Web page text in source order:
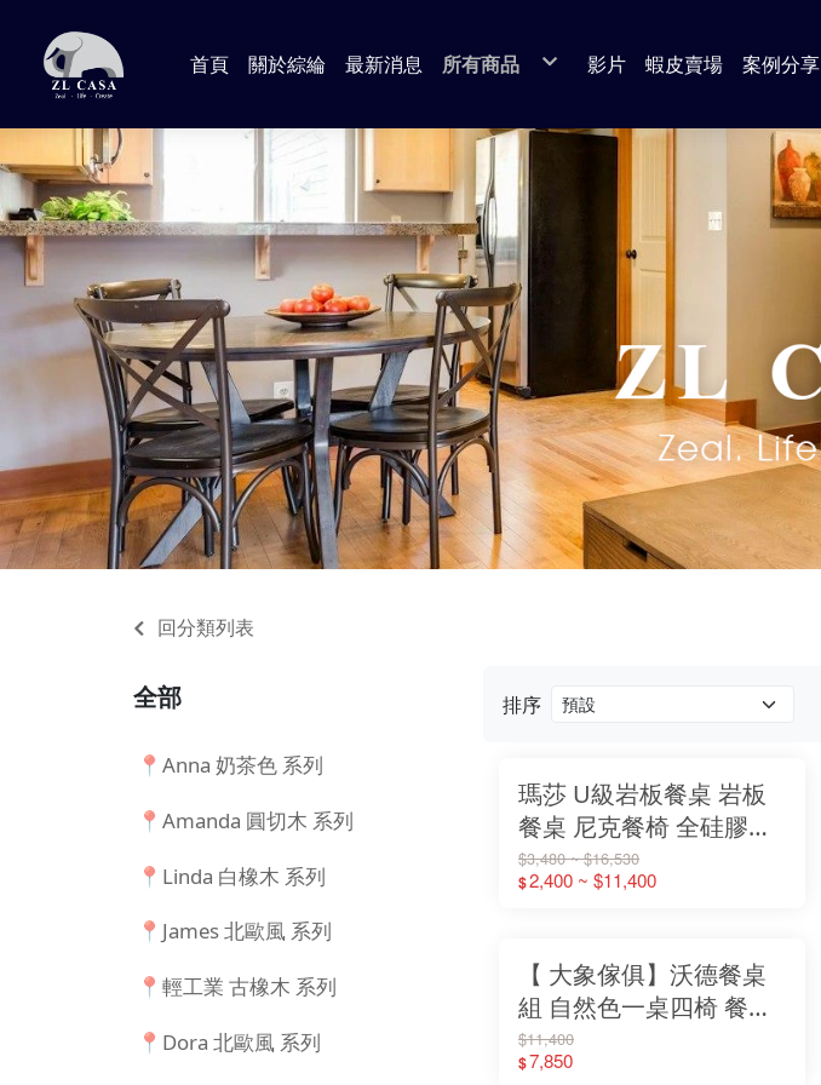
首頁 關於綜綸 最新消息 所有商品
📍James 北歐風 系列
📍輕工業 古橡木 系列
臥室系列（衣櫃 / 衣櫥）
🔸 客廳系列
客廳系列（電視櫃 / 茶几 / 邊几）
🔸 書房系列
書房系列 （書桌）
🔸 沙發套組
沙發
🔸 廚房 / 餐廳 系列
廚房系列（餐櫃 / 電器櫃 / 中島櫃 / 收納櫃）
📍加購專區
影片 蝦皮賣場 案例分享
回分類列表
排序
瑪莎 U級岩板餐桌 岩板
餐桌 尼克餐椅 全硅膠皮
餐椅【大象傢俱】
$3,480 ~ $16,530
$2,400 ~ $11,400
【 大象傢俱】沃德餐桌
組 自然色一桌四椅 餐桌
餐椅 餐廳桌椅 木質桌椅
廚房桌椅 椅子 桌子 (桌
$11,400
$7,850
全部
📍Anna 奶茶色 系列
📍Amanda 圓切木 系列
📍Linda 白橡木 系列
📍James 北歐風 系列
📍輕工業 古橡木 系列
📍Dora 北歐風 系列